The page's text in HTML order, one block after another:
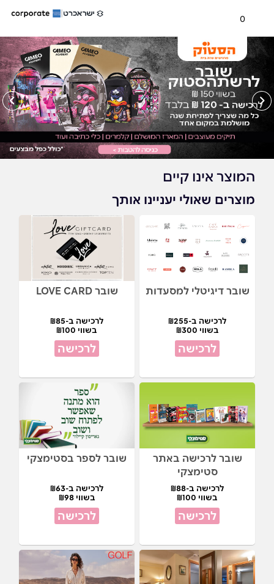
0
המוצר אינו קיים
מוצרים שאולי יעניינו אותך
שובר דיגיטלי למסעדות
לרכישה ב-₪255
בשווי ₪300
לרכישה
שובר LOVE CARD
לרכישה ב-₪85
בשווי ₪100
לרכישה
שובר לרכישה באתר
סטימצקי
לרכישה ב-₪88
בשווי ₪100
לרכישה
שובר לספר בסטימצקי
לרכישה ב-₪63
בשווי ₪98
לרכישה